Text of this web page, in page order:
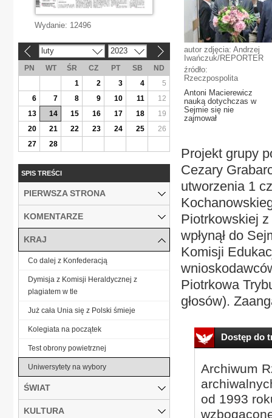
autor zdjęcia: Andrzej
Iwańczuk/REPORTER
źródło:
Rzeczpospolita
Antoni Macierewicz
nauką dotychczas w
Sejmie się nie
zajmował
Projekt grupy
Cezary
utworzenia 1
Piotrkowskiej
wpłynął do
Komisji
Piotrkowa
głosów).
Dostęp do
Archiwum
od 1993
Wydanie: 12496
luty 2023
PN WT ŚR CZ PT SB
ND
1
2 3 4
5
6
7 8 9 10 11
12
13
14 15 16 17 18
19
20
21 22 23 24 25
26
27
28
SPIS TREŚCI
PIERWSZA STRONA
KOMENTARZE
KRAJ
Co dalej z Konfederacją
Dymisja z Komisji Heraldycznej z
plagiatem w tle
Już cała Unia się z Polski śmieje
Kolegiata na początek
Test obrony powietrznej
Uniwersytety na wybory
ŚWIAT
KULTURA